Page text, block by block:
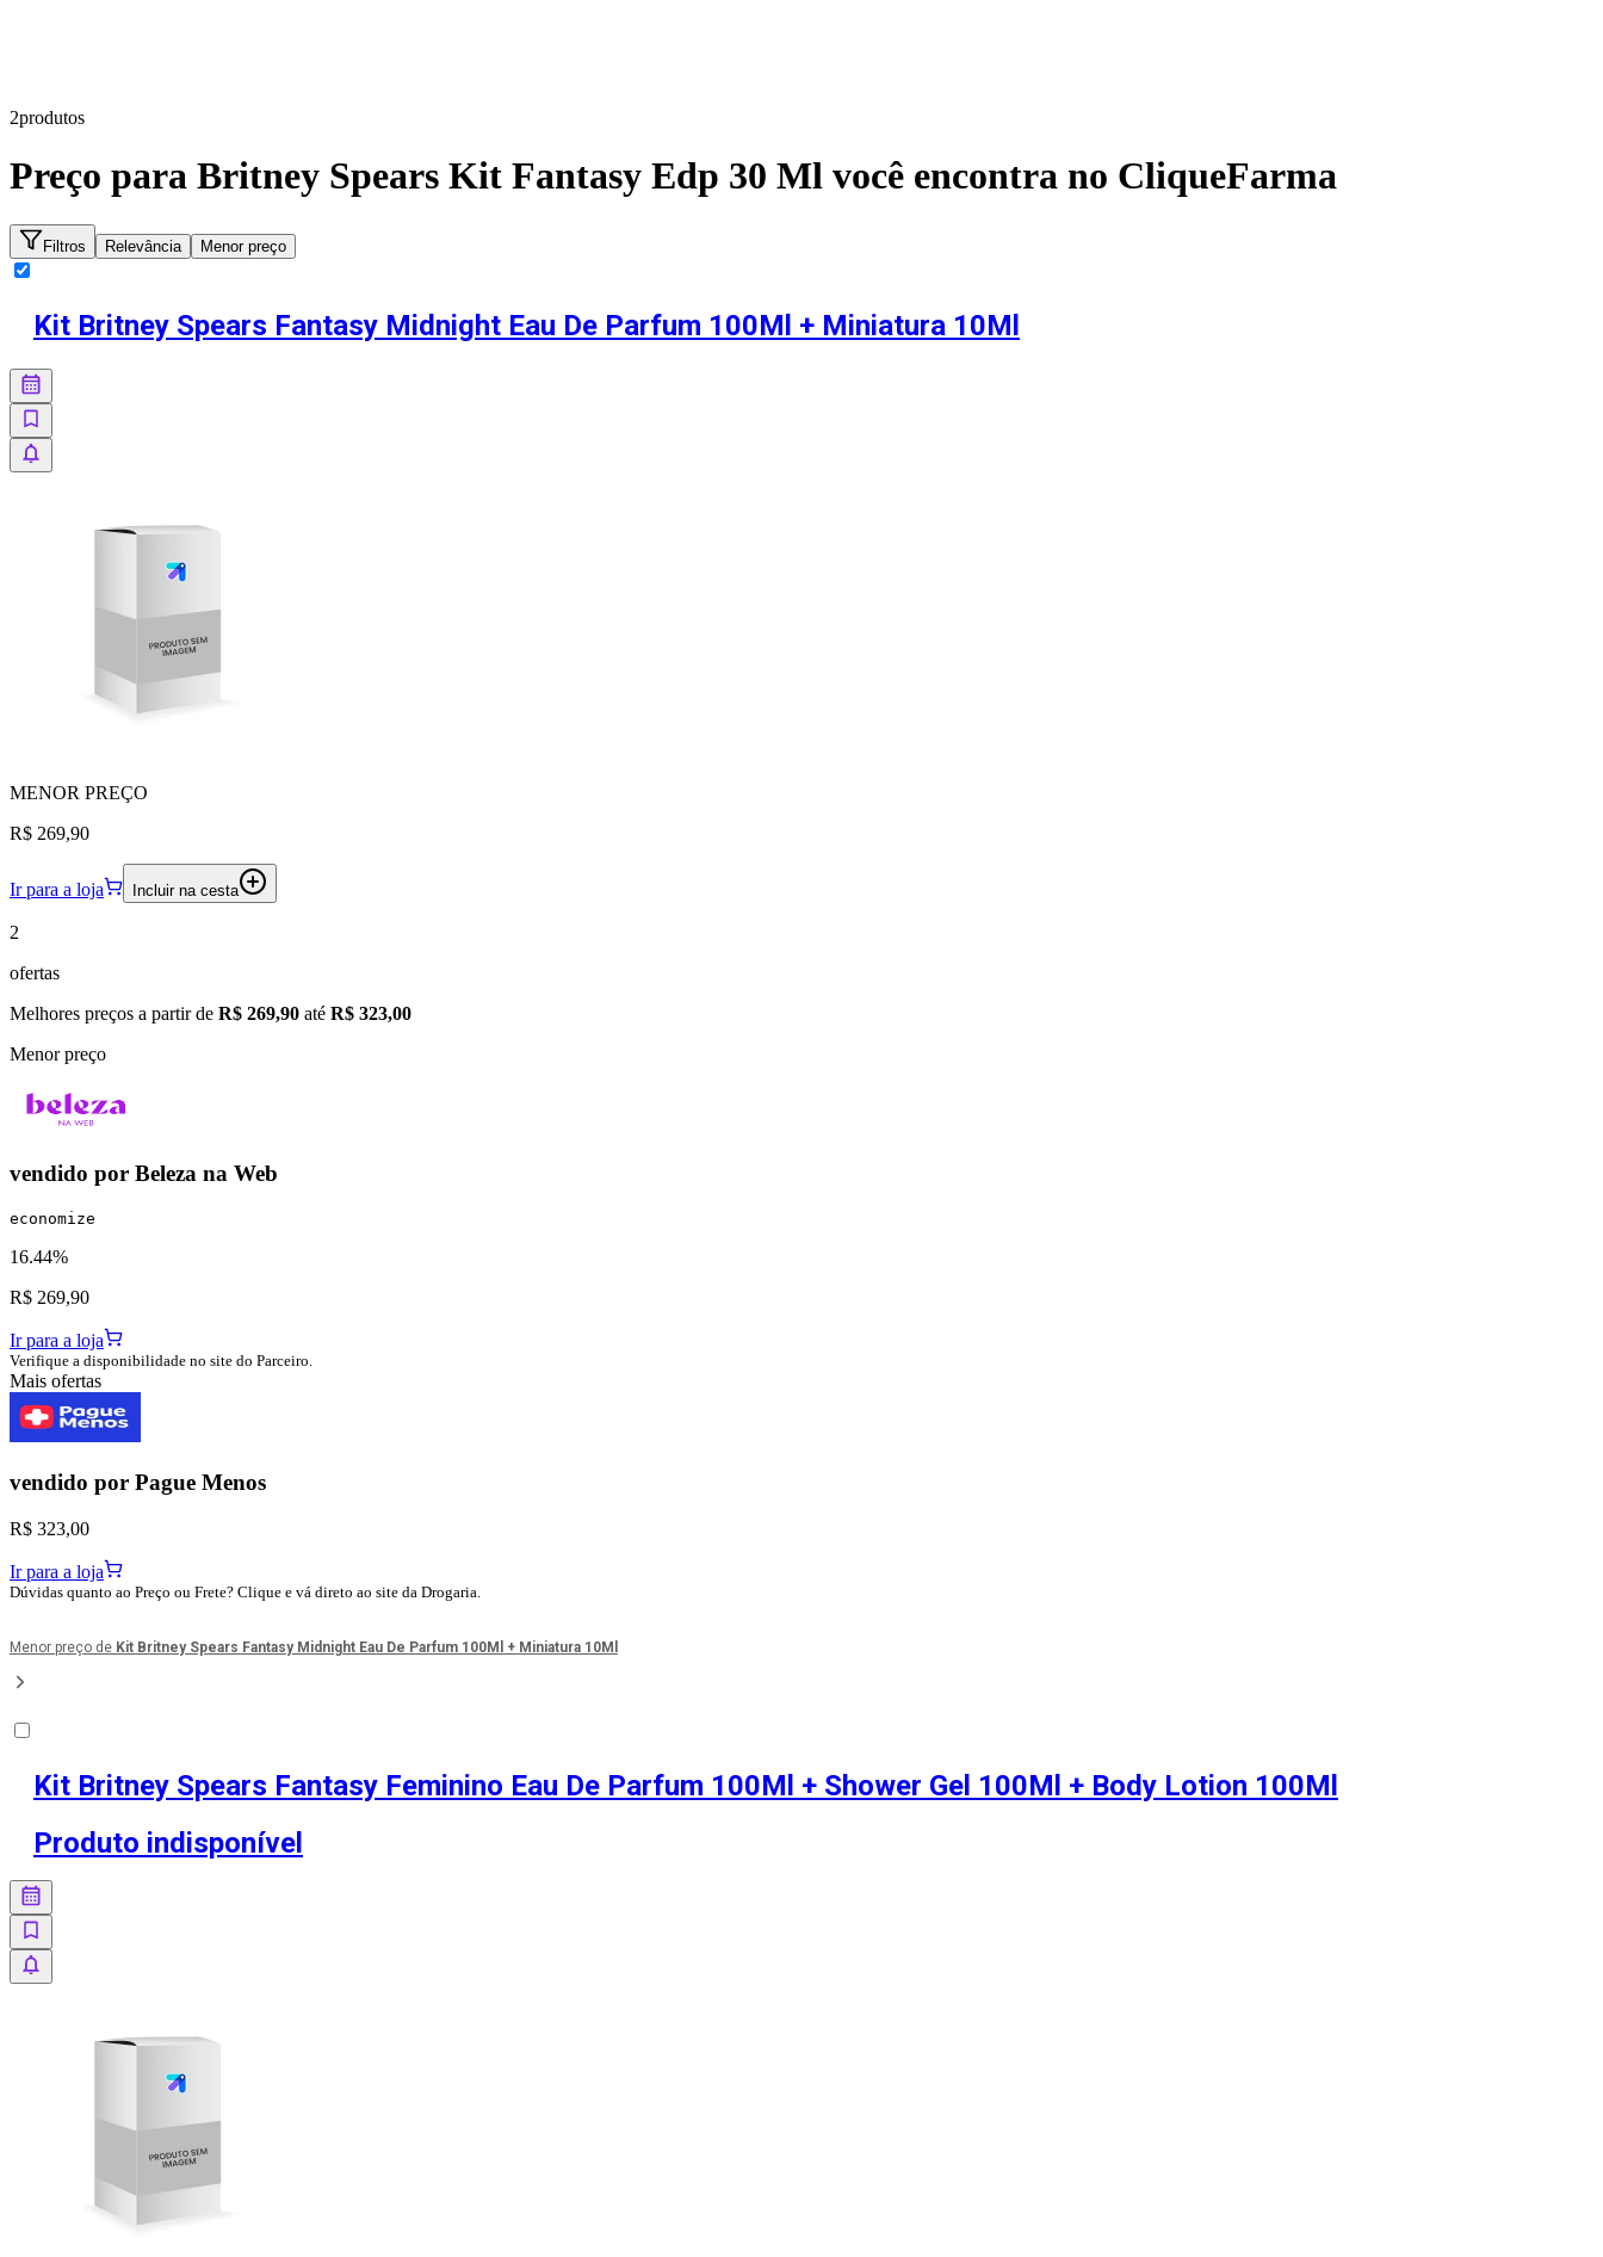
2produtos
Preço para Britney Spears Kit Fantasy Edp 30 Ml você encontra no CliqueFarma
Filtros Relevância Menor preço
Kit Britney Spears Fantasy Midnight Eau De Parfum 100Ml + Miniatura 10Ml
MENOR PREÇO
R$ 269,90
Ir para a loja Incluir na cesta
2
ofertas
Melhores preços a partir de R$ 269,90 até R$ 323,00
Menor preço
vendido por Beleza na Web
economize
16.44%
R$ 269,90
Ir para a loja
Verifique a disponibilidade no site do Parceiro.
Mais ofertas
vendido por Pague Menos
R$ 323,00
Ir para a loja
Dúvidas quanto ao Preço ou Frete? Clique e vá direto ao site da Drogaria.
Menor preço de Kit Britney Spears Fantasy Midnight Eau De Parfum 100Ml + Miniatura 10Ml
Kit Britney Spears Fantasy Feminino Eau De Parfum 100Ml + Shower Gel 100Ml + Body Lotion 100Ml
Produto indisponível